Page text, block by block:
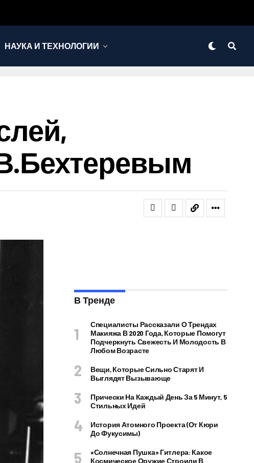
НАУКА И ТЕХНОЛОГИИ
В Тренде
Специалисты Рассказали О Трендах
Макияжа В 2020 Года, Которые Помогут
Подчеркнуть Свежесть И Молодость В
Любом Возрасте
Вещи, Которые Сильно Старят И
Выглядят Вызывающе
Прически На Каждый День За 5 Минут, 5
Стильных Идей
История Атомного Проекта (от Кюри
До Фукусимы)
«Солнечная Пушка» Гитлера: Какое
Космическое Оружие Строили В